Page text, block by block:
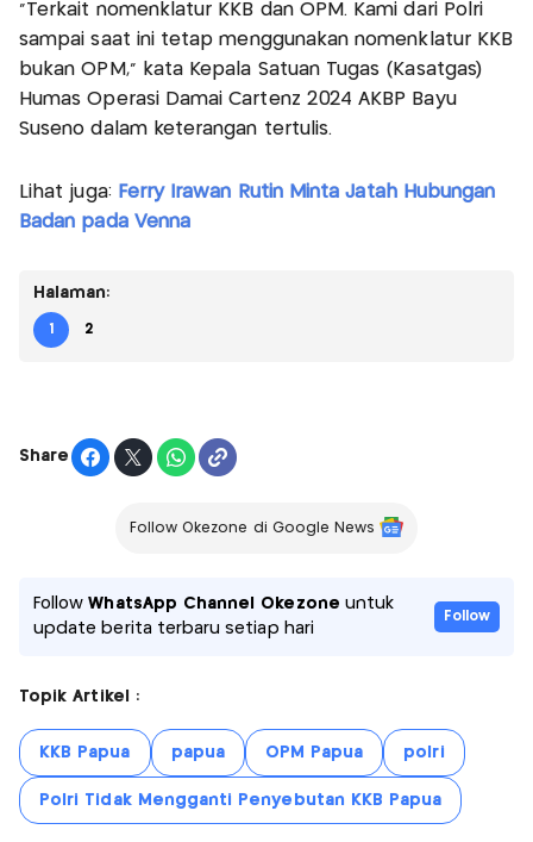
“Terkait nomenklatur KKB dan OPM. Kami dari Polri
sampai saat ini tetap menggunakan nomenklatur KKB
bukan OPM,” kata Kepala Satuan Tugas (Kasatgas)
Humas Operasi Damai Cartenz 2024 AKBP Bayu
Suseno dalam keterangan tertulis.
Lihat juga: Ferry Irawan Rutin Minta Jatah Hubungan
Badan pada Venna
Halaman:
1 2
Share
Follow Okezone di Google News
FollowWhatsApp Channel Okezone untuk
update berita terbaru setiap hari
Follow
Topik Artikel :
KKB Papua papua OPM Papua polri
Polri Tidak Mengganti Penyebutan KKB Papua